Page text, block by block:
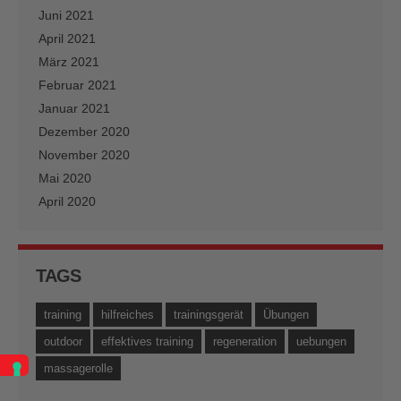
Juni 2021
April 2021
März 2021
Februar 2021
Januar 2021
Dezember 2020
November 2020
Mai 2020
April 2020
TAGS
training hilfreiches trainingsgerät
Übungen
outdoor
effektives training regeneration
uebungen
massagerolle